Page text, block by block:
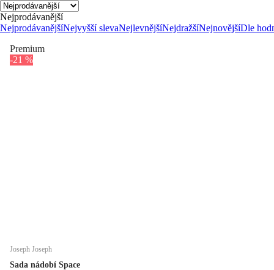
Nejprodávanější
NejprodávanějšíNejvyšší slevaNejlevnějšíNejdražšíNejnovějšíDle
Premium
-21 %
Joseph Joseph
Sada nádobí Space